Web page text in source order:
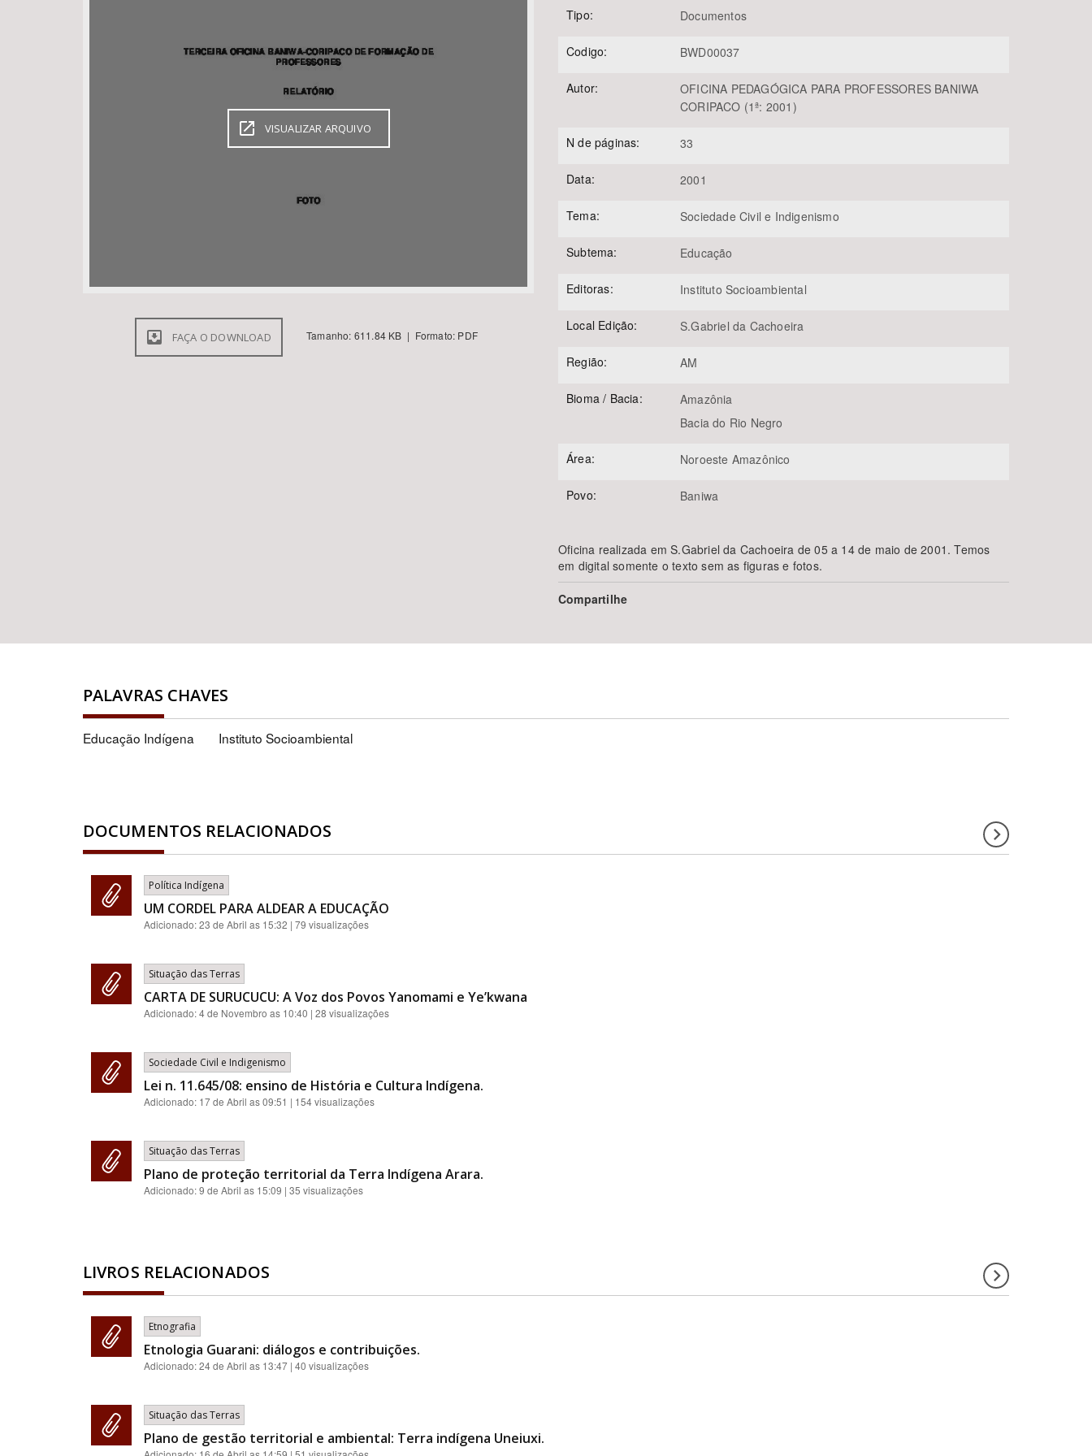
VISUALIZAR ARQUIVO
FAÇA O DOWNLOAD Tamanho: 611.84 KB | Formato: PDF
Tipo: Documentos
Codigo: BWD00037
Autor:
OFICINA PEDAGÓGICA PARA PROFESSORES BANIWA
CORIPACO (1ª: 2001)
N de páginas: 33
Data: 2001
Tema: Sociedade Civil e Indigenismo
Subtema: Educação
Editoras: Instituto Socioambiental
Local Edição: S.Gabriel da Cachoeira
Região: AM
Bioma / Bacia:
Amazônia
Bacia do Rio Negro
Área: Noroeste Amazônico
Povo: Baniwa
Oficina realizada em S.Gabriel da Cachoeira de 05 a 14 de maio de 2001. Temos
em digital somente o texto sem as figuras e fotos.
Compartilhe
PALAVRAS CHAVES
Educação Indígena Instituto Socioambiental
DOCUMENTOS RELACIONADOS
Política Indígena
UM CORDEL PARA ALDEAR A EDUCAÇÃO
Adicionado:23 de Abril as 15:32 | 79 visualizações
Situação das Terras
CARTA DE SURUCUCU: A Voz dos Povos Yanomami e Ye’kwana
Adicionado:4 de Novembro as 10:40 | 28 visualizações
Sociedade Civil e Indigenismo
Lei n. 11.645/08: ensino de História e Cultura Indígena.
Adicionado: 17 de Abril as 09:51 | 154 visualizações
Situação das Terras
Plano de proteção territorial da Terra Indígena Arara.
Adicionado:9 de Abril as 15:09 | 35 visualizações
LIVROS RELACIONADOS
Etnografia
Etnologia Guarani: diálogos e contribuições.
Adicionado:24 de Abril as 13:47 | 40 visualizações
Situação das Terras
Plano de gestão territorial e ambiental: Terra indígena Uneiuxi.